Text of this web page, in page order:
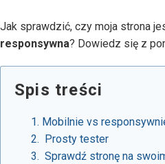
Jak sprawdzić, czy moja strona
responsywna? Dowiedz się z
Spis treści
Mobilnie vs
Prosty tester
Sprawdź stronę na